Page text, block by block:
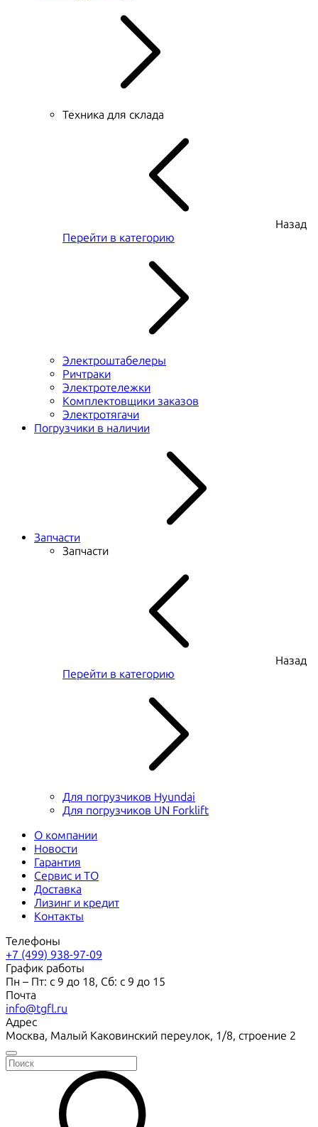
Техника для склада
Назад
Перейти в категорию
Электроштабелеры
Ричтраки
Электротележки
Комплектовщики заказов
Электротягачи
Погрузчики в наличии
Запчасти
Запчасти
Назад
Перейти в категорию
Для погрузчиков Hyundai
Для погрузчиков UN Forklift
О компании
Новости
Гарантия
Сервис и ТО
Доставка
Лизинг и кредит
Контакты
Телефоны
+7 (499) 938-97-09
График работы
Пн – Пт: с 9 до 18, Сб: с 9 до 15
Почта
info@tgfl.ru
Адрес
Москва, Малый Каковинский переулок, 1/8, строение 2